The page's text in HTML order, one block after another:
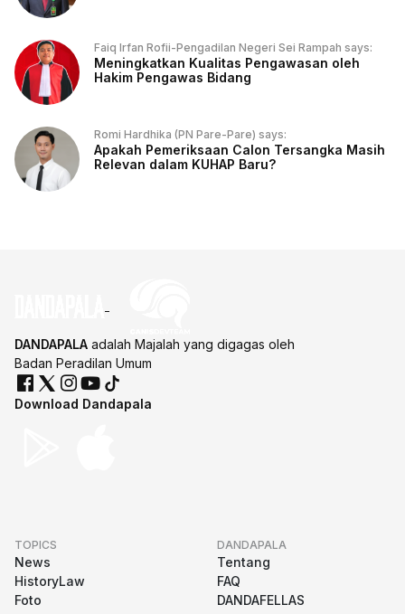
Faiq Irfan Rofii-Pengadilan Negeri Sei Rampah says:
Meningkatkan Kualitas Pengawasan oleh
Hakim Pengawas Bidang
Romi Hardhika (PN Pare-Pare) says:
Apakah Pemeriksaan Calon Tersangka Masih
Relevan dalam KUHAP Baru?
DANDAPALA adalah Majalah yang digagas oleh
Badan Peradilan Umum
Download Dandapala
TOPICS
News
HistoryLaw
Foto
DANDAPALA
Tentang
FAQ
DANDAFELLAS